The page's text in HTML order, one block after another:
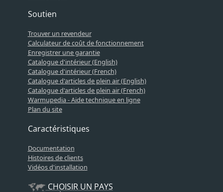
Soutien
Trouver un revendeur
Calculateur de coût de fonctionnement
Enregistrer une garantie
Catalogue d'intérieur (English)
Catalogue d'intérieur (French)
Catalogue d'articles de plein air (English)
Catalogue d'articles de plein air (French)
Warmupedia - Aide technique en ligne
Plan du site
Caractéristiques
Documentation
Histoires de clients
Vidéos d'installation
CHOISIR UN PAYS